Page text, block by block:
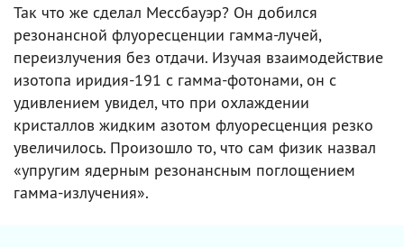
Так что же сделал Мессбауэр? Он добился
резонансной флуоресценции гамма-лучей,
переизлучения без отдачи. Изучая взаимодействие
изотопа иридия-191 с гамма-фотонами, он с
удивлением увидел, что при охлаждении
кристаллов жидким азотом флуоресценция резко
увеличилось. Произошло то, что сам физик назвал
«упругим ядерным резонансным поглощением
гамма-излучения».